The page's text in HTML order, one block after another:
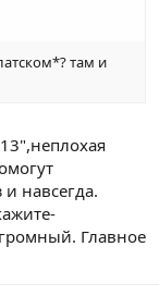
там и
навсегда.
Главное